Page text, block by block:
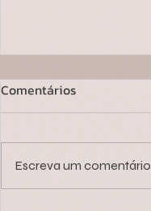
Comentários
Escreva um comentário